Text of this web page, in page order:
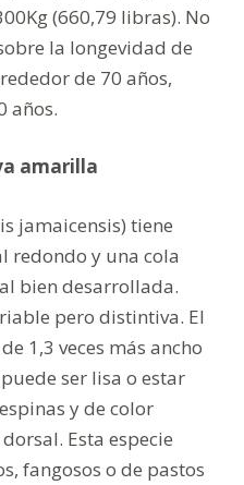
(660,79 libras). No
la longevidad de
de 70 años,
años.
amarilla
jamaicensis) tiene
redondo y una cola
bien desarrollada.
pero distintiva. El
1,3 veces más ancho
ser lisa o estar
y de color
Esta especie
fangosos o de pastos